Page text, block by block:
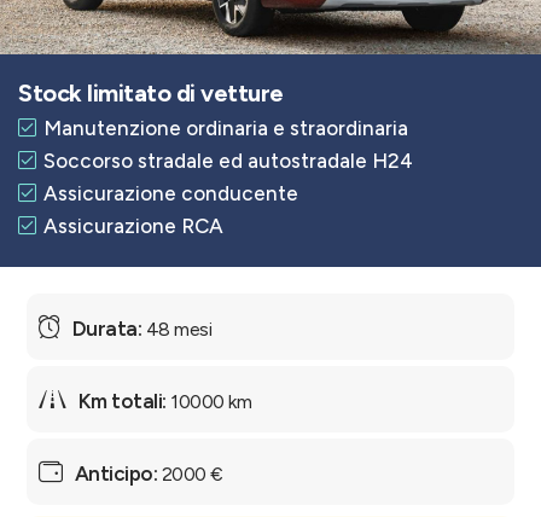
Stock limitato di vetture
Manutenzione ordinaria e straordinaria
Soccorso stradale ed autostradale H24
Assicurazione conducente
Assicurazione RCA
48 mesi
10000 km
2000 €